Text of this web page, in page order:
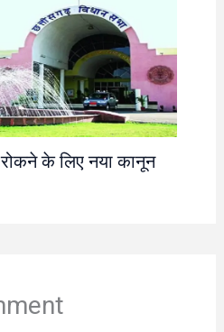
रोकने के लिए नया कानून